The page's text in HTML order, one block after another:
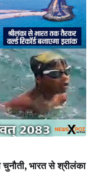
भारत से श्रीलंका